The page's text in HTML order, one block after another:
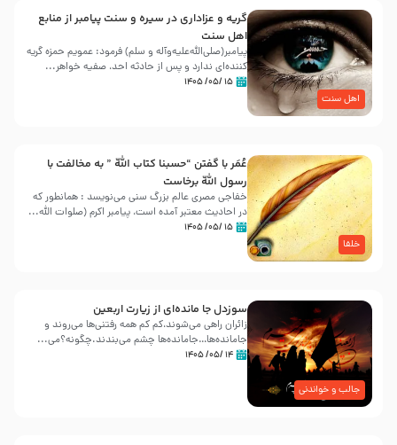
اهل سنت
گریه و عزاداری در سیره و سنت پیامبر از منابع
اهل سنت
پیامبر(صلی‌الله‌علیه‌وآله و سلم) فرمود: عمویم حمزه گریه
کننده‌ای ندارد و پس از حادثه احد، صفیه خواهر...
۱۵ /۰۵/ ۱۴۰۵
خلفا
عُمَر با گفتن “حسبنا كتاب اللّه ” به مخالفت با
رسول اللّه برخاست
خفاجی مصری عالم بزرگ سنی می‌نویسد : همانطور که
در احادیث معتبر آمده است، پیامبر اکرم (صلوات اللّه...
۱۵ /۰۵/ ۱۴۰۵
جالب و خواندنی
سوزدل جا مانده‌ای از زیارت اربعین
زائران راهی می‌شوند،کم‌ کم همه رفتنی‌ها می‌روند و
جامانده‌ها…جامانده‌ها چشم می‌بندند.چگونه؟می‌...
۱۴ /۰۵/ ۱۴۰۵